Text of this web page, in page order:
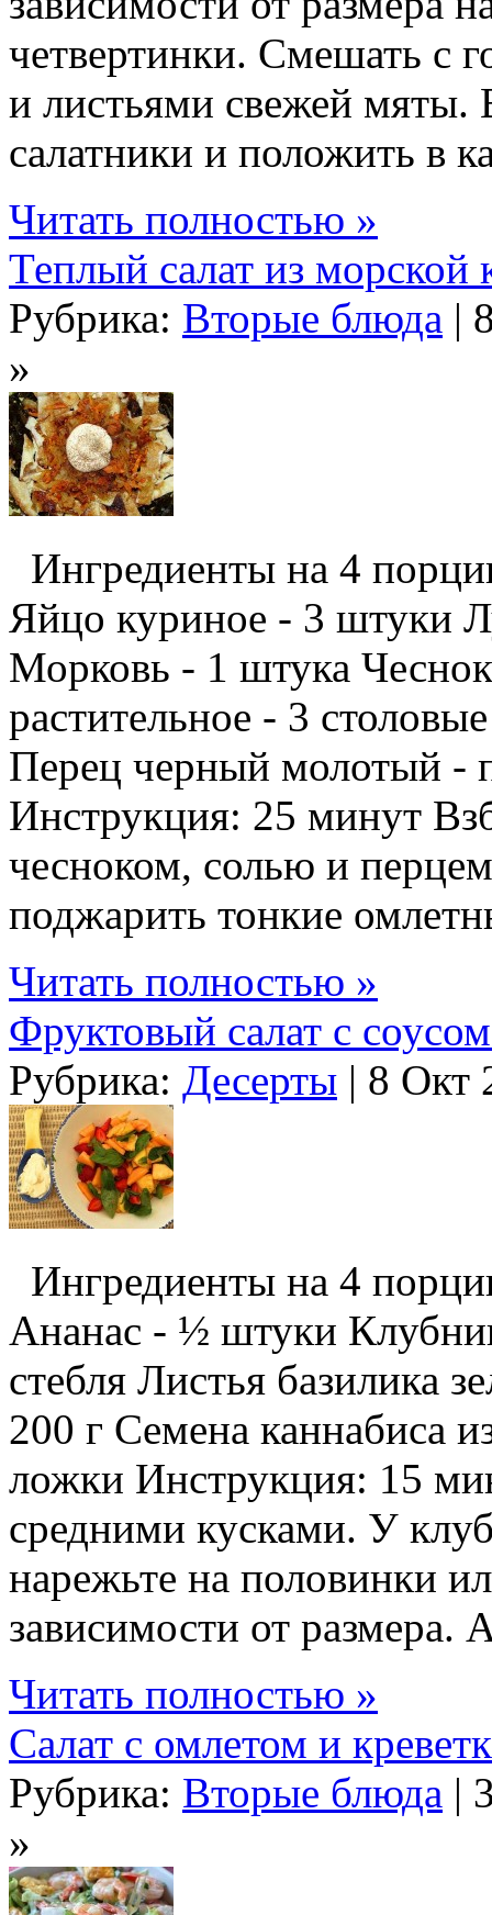
четвертинки. Смешать с
и листьями свежей
салатники и положить в
Читать полностью »
Теплый салат из морской
Рубрика: Вторые блюда |
»
Ингредиенты на 4
Яйцо куриное - 3 штуки
Морковь - 1 штука
растительное - 3
Перец черный молотый -
Инструкция: 25 минут
чесноком, солью и
поджарить тонкие
Читать полностью »
Фруктовый салат с
Рубрика: Десерты | 8 Окт
Ингредиенты на 4
Ананас - ½ штуки
стебля Листья базилика
200 г Семена каннабиса
ложки Инструкция: 15
средними кусками. У
нарежьте на половинки
зависимости от размера.
Читать полностью »
Салат с омлетом и
Рубрика: Вторые блюда |
»